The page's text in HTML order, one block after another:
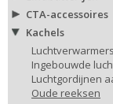
CTA-accessoires
Kachels
Ingebouwde
Luchtgordijnen
Oude reeksen